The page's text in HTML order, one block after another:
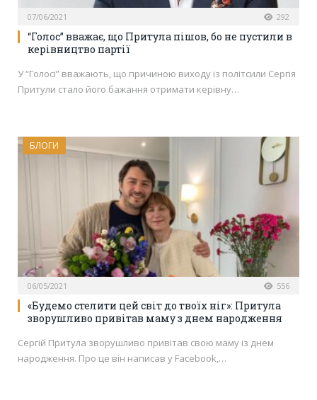
07/06/2021 292
“Голос” вважає, що Притула пішов, бо не пустили в
керівництво партії
У “Голосі” вважають, що причиною виходу із політсили Сергія
Притули стало його бажання отримати керівну…
БЛОГИ
06/05/2021 556
«Будемо стелити цей світ до твоїх ніг»: Притула
зворушливо привітав маму з днем народження
Сергій Притула зворушливо привітав свою маму із днем
народження. Про це він написав у Facebook,…